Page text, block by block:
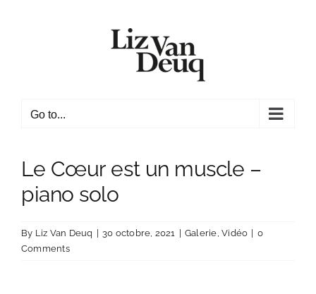
Go to...
Le Cœur est un muscle –
piano solo
By Liz Van Deuq 30 octobre, 2021 Galerie,Vidéo
0
Comments